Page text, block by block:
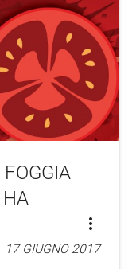
more_vert
17 GIUGNO 2017